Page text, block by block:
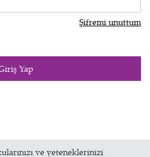
Şifremi unuttum
Yap
ve yeteneklerinizi